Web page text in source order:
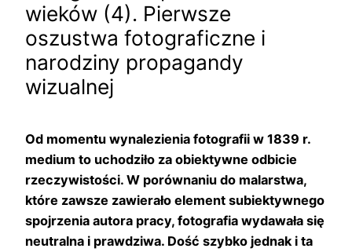
wieków (4). Pierwsze
oszustwa fotograficzne i
narodziny propagandy
wizualnej
Od momentu wynalezienia fotografii w 1839 r.
medium to uchodziło za obiektywne odbicie
rzeczywistości. W porównaniu do malarstwa,
które zawsze zawierało element subiektywnego
spojrzenia autora pracy, fotografia wydawała się
neutralna i prawdziwa. Dość szybko jednak i ta